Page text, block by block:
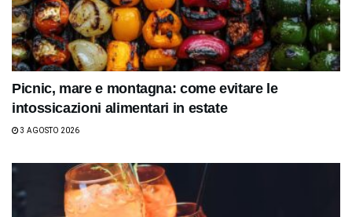
Picnic, mare e montagna: come evitare le
intossicazioni alimentari in estate
3 AGOSTO 2026